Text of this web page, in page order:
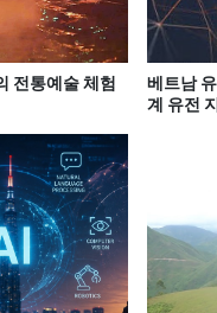
전통예술 체험
베트남
계 유전